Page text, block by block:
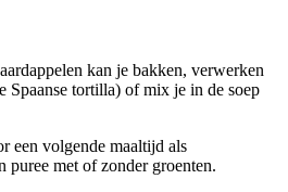
kan je bakken, verwerken
Spaanse tortilla) of mix je in de soep
een volgende maaltijd als
puree met of zonder groenten.